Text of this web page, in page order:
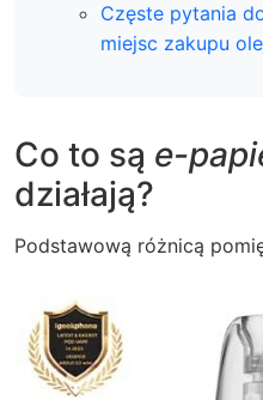
Częste pytania
miejsc zakupu
Co to są e-
działają?
Podstawową różnicą